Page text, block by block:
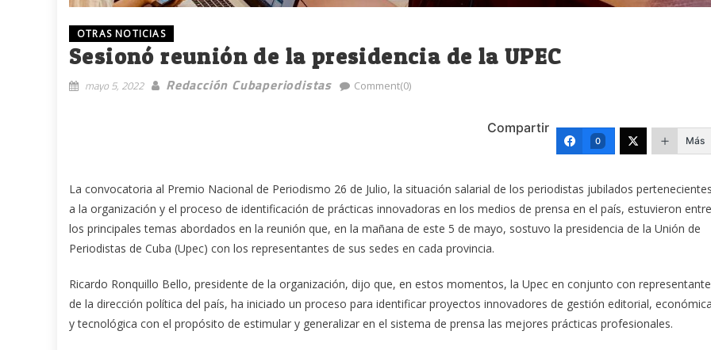
OTRAS NOTICIAS
Sesionó reunión de la presidencia de la UPEC
mayo 5, 2022 Redacción Cubaperiodistas Comment(0)
Compartir
0 Más
La convocatoria al Premio Nacional de Periodismo 26 de Julio, la situación salarial de los periodistas jubilados
a la organización y el proceso de identificación de prácticas innovadoras en los medios de prensa en el país, estuvieron entre
los principales temas abordados en la reunión que, en la mañana de este 5 de mayo, sostuvo la presidencia de la Unión de
Periodistas de Cuba (Upec) con los representantes de sus sedes en cada provincia.
Ricardo Ronquillo Bello, presidente de la organización, dijo que, en estos momentos, la Upec en conjunto con
de la dirección política del país, ha iniciado un proceso para identificar proyectos innovadores de gestión editorial,
y tecnológica con el propósito de estimular y generalizar en el sistema de prensa las mejores prácticas profesionales.